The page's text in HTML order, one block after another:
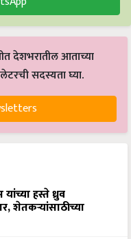
देशभरातील आताच्या
सदस्यता घ्या.
हस्ते ध्रुव
शेतकऱ्यांसाठीच्या